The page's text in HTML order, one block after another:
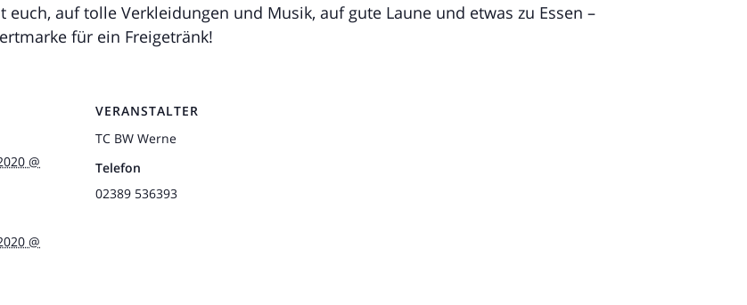
auf tolle Verkleidungen und Musik, auf gute Laune und etwas zu Essen –
für ein Freigetränk!
@
@
VERANSTALTER
TC BW Werne
Telefon
02389 536393